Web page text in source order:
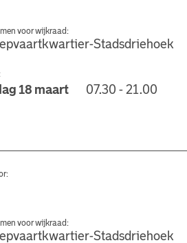
voor wijkraad:
Stadsdriehoek
18 maart 07.30 - 21.00
College
voor wijkraad:
Stadsdriehoek